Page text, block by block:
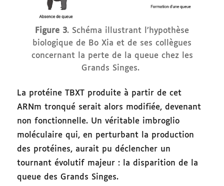
Figure 3. Schéma illustrant l’hypothèse
biologique de Bo Xia et de ses collègues
concernant la perte de la queue chez les
Grands Singes.
La protéine TBXT produite à partir de cet
ARNm tronqué serait alors modifiée, devenant
non fonctionnelle. Un véritable imbroglio
moléculaire qui, en perturbant la production
des protéines, aurait pu déclencher un
tournant évolutif majeur : la disparition de la
queue des Grands Singes.